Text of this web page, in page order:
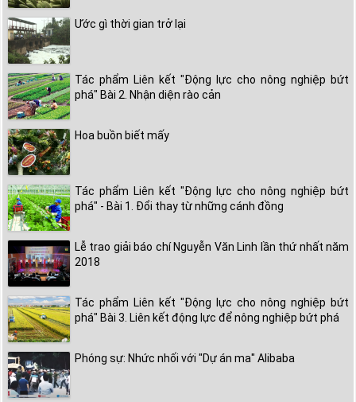
Ước gì thời gian trở lại
Tác phẩm Liên kết "Động lực cho nông nghiệp bứt
phá" Bài 2. Nhận diện rào cản
Hoa buồn biết mấy
Tác phẩm Liên kết "Động lực cho nông nghiệp bứt
phá" - Bài 1. Đổi thay từ những cánh đồng
Lễ trao giải báo chí Nguyễn Văn Linh lần thứ nhất năm
2018
Tác phẩm Liên kết "Động lực cho nông nghiệp bứt
phá" Bài 3. Liên kết động lực để nông nghiệp bứt phá
Phóng sự: Nhức nhối với "Dự án ma" Alibaba